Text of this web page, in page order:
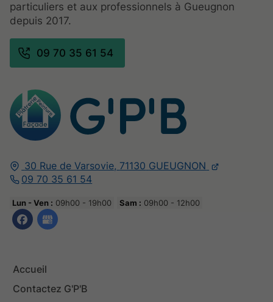
30 Rue de Varsovie, 71130 GUEUGNON
09 70 35 61 54
Lun - Ven : 09h00 - 19h00 Sam : 09h00 - 12h00
Accueil
Contactez G'P'B
particuliers et aux professionnels à Gueugnon
depuis 2017.
09 70 35 61 54